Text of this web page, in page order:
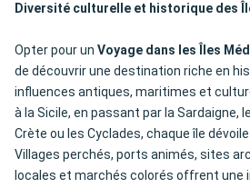
Diversité culturelle et historique des
Opter pour un Voyage dans les Îles
de découvrir une destination riche en
influences antiques, maritimes et
à la Sicile, en passant par la Sardaigne,
Crète ou les Cyclades, chaque île
Villages perchés, ports animés, sites
locales et marchés colorés offrent une